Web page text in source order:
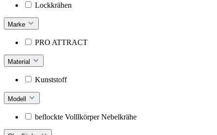
Lockkrähen
Marke
PRO ATTRACT
Material
Kunststoff
Modell
beflockte Volllkörper Nebelkrähe